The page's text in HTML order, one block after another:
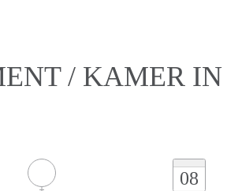
/ KAMER IN
08